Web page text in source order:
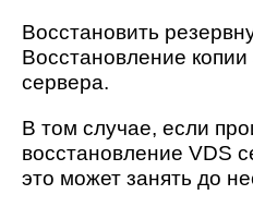
Восстановить
Восстановление
сервера.
В том случае, если
восстановление VDS
это может занять до